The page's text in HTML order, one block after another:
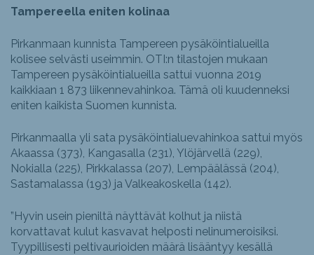
Tampereella eniten kolinaa
Pirkanmaan kunnista Tampereen pysäköintialueilla
kolisee selvästi useimmin. OTI:n tilastojen mukaan
Tampereen pysäköintialueilla sattui vuonna 2019
kaikkiaan 1 873 liikennevahinkoa. Tämä oli kuudenneksi
eniten kaikista Suomen kunnista.
Pirkanmaalla yli sata pysäköintialuevahinkoa sattui myös
Akaassa (373), Kangasalla (231), Ylöjärvellä (229),
Nokialla (225), Pirkkalassa (207), Lempäälässä (204),
Sastamalassa (193) ja Valkeakoskella (142).
”Hyvin usein pieniltä näyttävät kolhut ja niistä
korvattavat kulut kasvavat helposti nelinumeroisiksi.
Tyypillisesti peltivaurioiden määrä lisääntyy kesällä